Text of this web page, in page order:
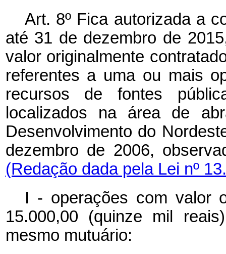
Art. 8º Fica autorizada a
até 31 de dezembro de
valor originalmente
referentes a uma ou mais
recursos de fontes
localizados na área de
Desenvolvimento do
dezembro de 2006,
(Redação dada pela Lei nº
I - operações com valor
15.000,00 (quinze mil
mesmo mutuário: